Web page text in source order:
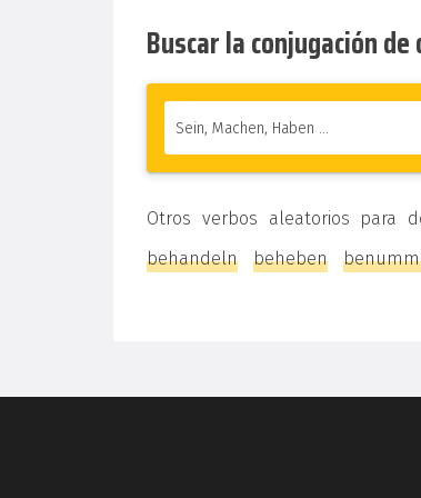
Buscar la conjugación
Otros verbos aleatorios para
behandeln
beheben